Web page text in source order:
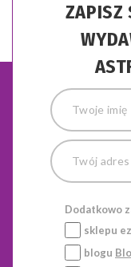
ZAPISZ
Dodatkowo
sklepu
blogu